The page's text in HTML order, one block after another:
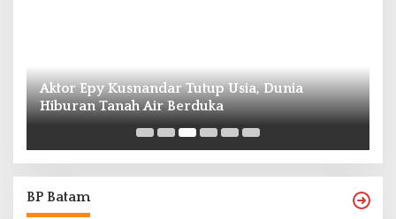
Aktor Epy Kusnandar Tutup Usia, Dunia
Hiburan Tanah Air Berduka
BP Batam